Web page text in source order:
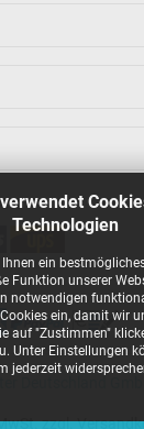
Technologien
ein
Funktion unserer
notwendigen
ein, damit wir
auf "Zustimmen"
Unter Einstellungen
jederzeit
zzgl.